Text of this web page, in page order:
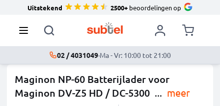
Uitstekend 2500+beoordelingen op
02 / 4031049·Ma - Vr: 10:00 tot 21:00
Maginon NP-60 Batterijlader voor
Maginon DV-Z5 HD / DC-5300 ... meer